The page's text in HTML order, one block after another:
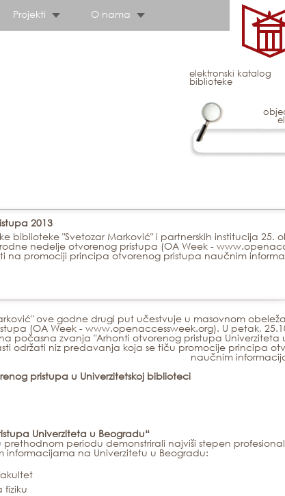
Projekti O nama
elektronski katalog
biblioteke
2013
biblioteke "Svetozar Marković" i partnerskih institucija 25.
nedelje otvorenog pristupa (OA Week -
na promociji principa otvorenog pristupa naučnim
ove godne drugi put učestvuje u masovnom
(OA Week - www.openaccessweek.org). U petak,
počasna zvanja "Arhonti otvorenog pristupa Univerziteta
održati niz predavanja koja se tiču promocije principa
naučnim
pristupa u Univerzitetskoj biblioteci
Univerziteta u Beogradu“
periodu demonstrirali najviši stepen
na Univerzitetu u Beogradu:
fiziku